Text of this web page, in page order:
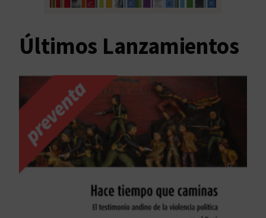
Últimos Lanzamientos